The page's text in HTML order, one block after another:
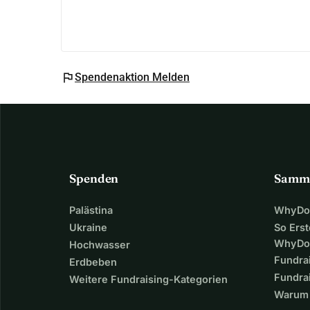
flagSpendenaktion Melden
Spenden
Palästina
Ukraine
Hochwasser
Erdbeben
Weitere Fundraising-Kategorien
So